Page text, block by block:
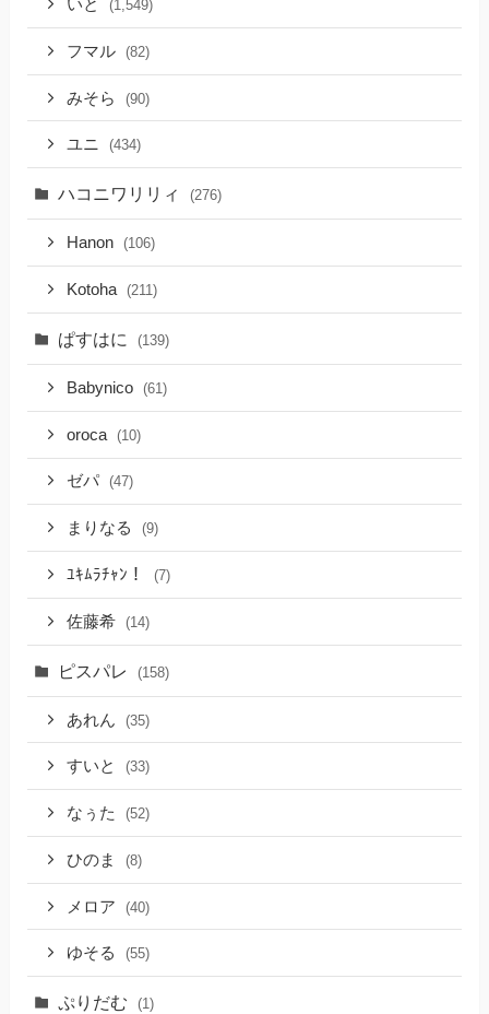
いと (1,549)
フマル (82)
みそら (90)
ユニ (434)
ハコニワリリィ (276)
Hanon (106)
Kotoha (211)
ぱすはに (139)
Babynico (61)
oroca (10)
ゼパ (47)
まりなる (9)
ﾕｷﾑﾗﾁｬﾝ！ (7)
佐藤希 (14)
ピスパレ (158)
あれん (35)
すいと (33)
なぅた (52)
ひのま (8)
メロア (40)
ゆそる (55)
ぷりだむ (1)